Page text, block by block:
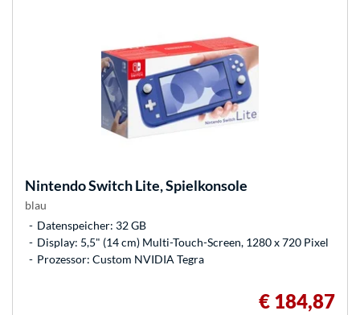
NintendoSwitch Lite, Spielkonsole
blau
Datenspeicher: 32 GB
Display: 5,5" (14 cm) Multi-Touch-Screen, 1280 x 720 Pixel
Prozessor: Custom NVIDIA Tegra
€ 184,87